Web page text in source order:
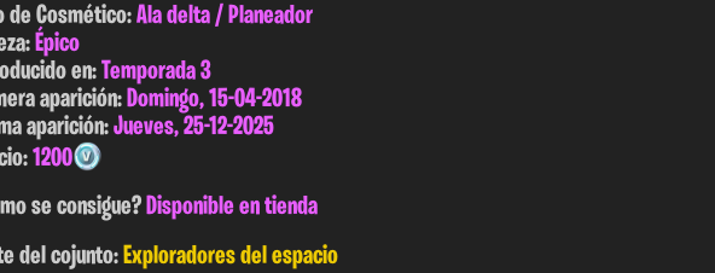
de Cosmético:Ala delta / Planeador
Épico
en:Temporada 3
aparición: Domingo, 15-04-2018
aparición:Jueves, 25-12-2025
1200
se consigue?Disponible en tienda
del cojunto:Exploradores del espacio